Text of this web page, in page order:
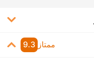
ممتاز 9.3